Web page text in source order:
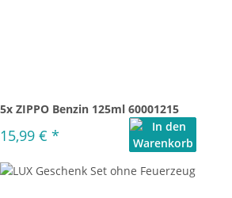
5x ZIPPO Benzin 125ml 60001215
15,99 € *